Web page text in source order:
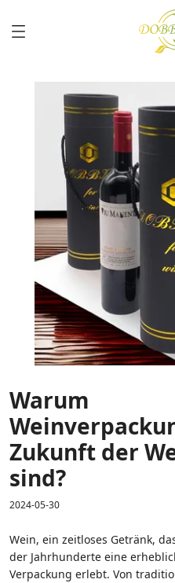
Warum
Zukunft der
sind?
2024-05-30
Wein, ein zeitloses Getränk,
der Jahrhunderte eine
Verpackung erlebt. Von